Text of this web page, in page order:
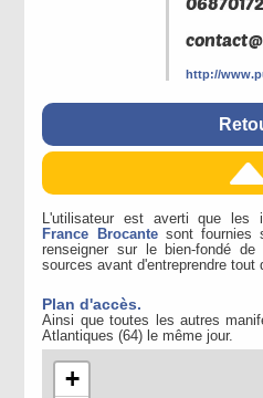
http://
L'utilisateur est averti que les
France Brocantesont fournies
renseigner sur le bien-fondé
sources avant d'entreprendre tout
Plan d'accès.
Ainsi que toutes les autres
Atlantiques (64) le même jour.
+